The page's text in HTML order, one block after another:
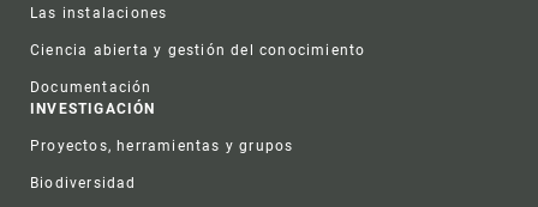
Las instalaciones
Ciencia abierta y gestión del conocimiento
Documentación
INVESTIGACIÓN
Proyectos, herramientas y grupos
Biodiversidad